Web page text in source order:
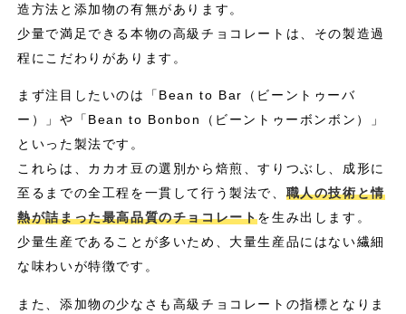
造方法と添加物の有無があります。
少量で満足できる本物の高級チョコレートは、その製造過
程にこだわりがあります。
まず注目したいのは「Bean to Bar（ビーントゥーバ
ー）」や「Bean to Bonbon（ビーントゥーボンボン）」
といった製法です。
これらは、カカオ豆の選別から焙煎、すりつぶし、成形に
至るまでの全工程を一貫して行う製法で、 職人の技術と情
熱が詰まった最高品質のチョコレートを生み出します。
少量生産であることが多いため、大量生産品にはない繊細
な味わいが特徴です。
また、添加物の少なさも高級チョコレートの指標となりま